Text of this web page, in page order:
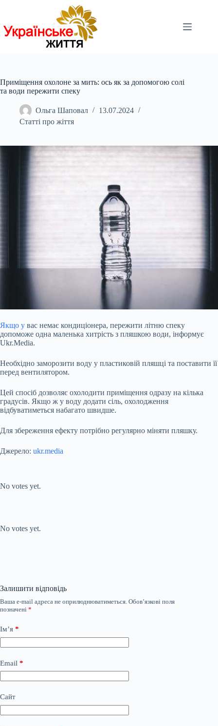
Приміщення охолоне за мить: ось як за допомогою солі
та води пережити спеку
Ольга Шаповал
13.07.2024
Статті про жіття
Якщо у вас немає кондиціонера, пережити літню спеку
допоможе одна маленька хитрість з пляшкою води, інформує
Ukr.Media.
Необхідно заморозити воду у пластиковій пляшці та поставити її
перед вентилятором.
Цей спосіб дозволяє охолодити приміщення одразу на кілька
градусів. Якщо ж у воду додати сіль, охолодження
відбуватиметься набагато швидше.
Для збереження ефекту потрібно регулярно міняти пляшку.
Джерело: ukr.media
No votes yet.
No votes yet.
Залишити відповідь
Ваша e-mail адреса не оприлюднюватиметься. Обов’язкові поля
позначені *
Ім’я *
Email *
Сайт